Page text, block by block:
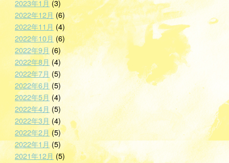
2023年1月 (3)
2022年12月 (6)
2022年11月 (4)
2022年10月(6)
2022年9月(6)
2022年8月 (4)
2022年7月 (5)
2022年6月(5)
2022年5月 (4)
2022年4月 (5)
2022年3月 (4)
2022年2月 (5)
2022年1月(5)
2021年12月 (5)